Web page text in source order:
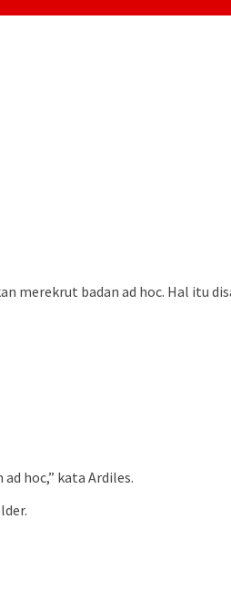
merekrut badan ad hoc. Hal itu
hoc,” kata Ardiles.